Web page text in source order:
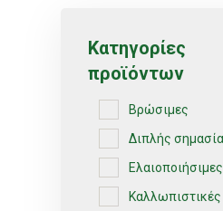
Κατηγορίες
προϊόντων
Βρώσιμες
Διπλής
Ελαιοποιήσιμες
Καλλωπιστικές